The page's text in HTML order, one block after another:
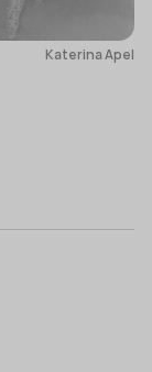
Katerina Apel